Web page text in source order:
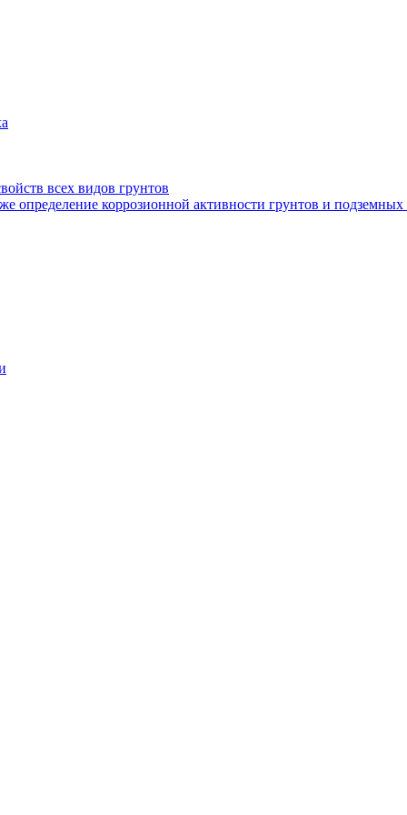
всех видов грунтов
определение коррозионной активности грунтов и подземных